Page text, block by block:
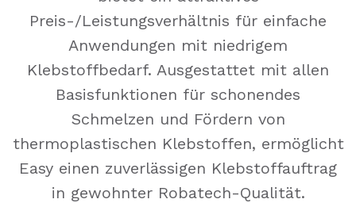
Preis-/Leistungsverhältnis für einfache
Anwendungen mit niedrigem
Klebstoffbedarf. Ausgestattet mit allen
Basisfunktionen für schonendes
Schmelzen und Fördern von
thermoplastischen Klebstoffen, ermöglicht
Easy einen zuverlässigen Klebstoffauftrag
in gewohnter Robatech-Qualität.